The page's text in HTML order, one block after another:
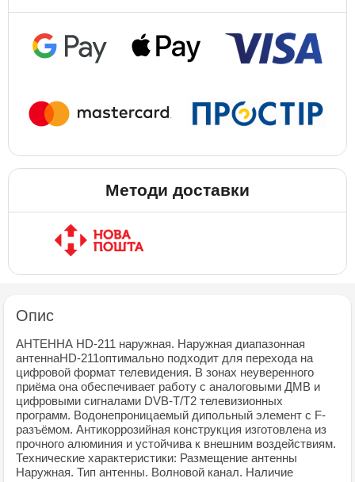
Методи доставки
Опис
АНТЕННА HD-211 наружная. Наружная диапазонная
антеннаHD-211оптимально подходит для перехода на
цифровой формат телевидения. В зонах неуверенного
приёма она обеспечивает работу с аналоговыми ДМВ и
цифровыми сигналами DVB-T/T2 телевизионных
программ. Водонепроницаемый дипольный элемент с F-
разъёмом. Антикоррозийная конструкция изготовлена из
прочного алюминия и устойчива к внешним воздействиям.
Технические характеристики: Размещение антенны
Наружная. Тип антенны. Волновой канал. Наличие